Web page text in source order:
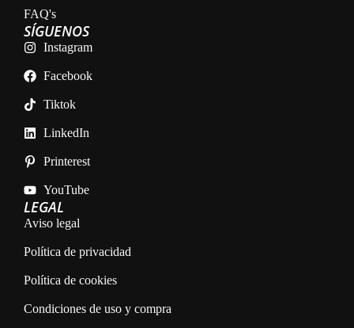
FAQ's
LEGAL
Aviso legal
Política de privacidad
Política de cookies
Condiciones de uso y compra
SÍGUENOS
Instagram
Facebook
Tiktok
LinkedIn
Printerest
YouTube